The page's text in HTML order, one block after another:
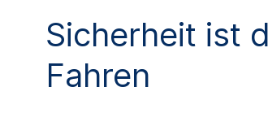
Sicherheit ist
Fahren